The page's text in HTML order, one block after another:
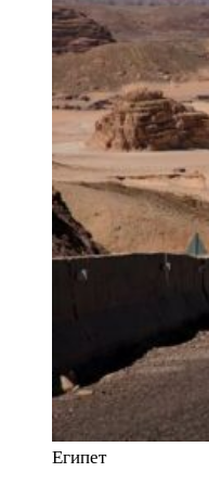
Египет